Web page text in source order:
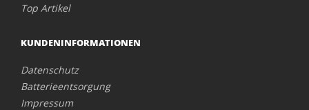
Top Artikel
KUNDENINFORMATIONEN
Datenschutz
Batterieentsorgung
Impressum